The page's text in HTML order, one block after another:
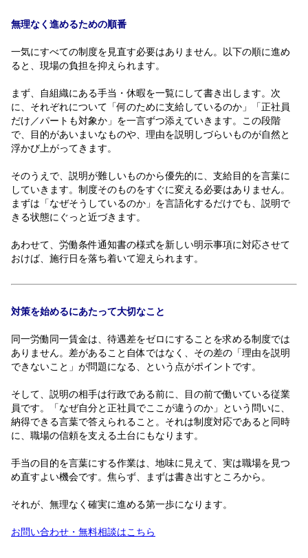
無理なく進めるための順番
一気にすべての制度を見直す必要はありません。以下の順に進め
ると、現場の負担を抑えられます。
まず、自組織にある手当・休暇を一覧にして書き出します。次
に、それぞれについて「何のために支給しているのか」「正社員
だけ／パートも対象か」を一言ずつ添えていきます。この段階
で、目的があいまいなものや、理由を説明しづらいものが自然と
浮かび上がってきます。
そのうえで、説明が難しいものから優先的に、支給目的を言葉に
していきます。制度そのものをすぐに変える必要はありません。
まずは「なぜそうしているのか」を言語化するだけでも、説明で
きる状態にぐっと近づきます。
あわせて、労働条件通知書の様式を新しい明示事項に対応させて
おけば、施行日を落ち着いて迎えられます。
対策を始めるにあたって大切なこと
同一労働同一賃金は、待遇差をゼロにすることを求める制度では
ありません。差があること自体ではなく、その差の「理由を説明
できないこと」が問題になる、という点がポイントです。
そして、説明の相手は行政である前に、目の前で働いている従業
員です。「なぜ自分と正社員でここが違うのか」という問いに、
納得できる言葉で答えられること。それは制度対応であると同時
に、職場の信頼を支える土台にもなります。
手当の目的を言葉にする作業は、地味に見えて、実は職場を見つ
め直すよい機会です。焦らず、まずは書き出すところから。
それが、無理なく確実に進める第一歩になります。
お問い合わせ・無料相談はこちら